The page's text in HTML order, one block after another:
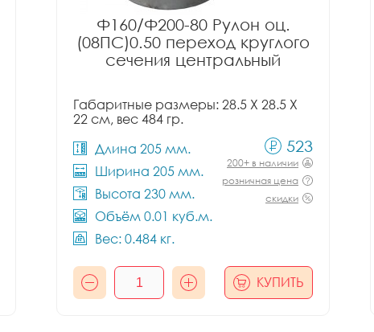
Ф160/Ф200-80 Рулон оц.
(08ПС)0.50 переход круглого
сечения центральный
Габаритные размеры: 28.5 X 28.5 X
22 см, вес 484 гр.
Длина 205 мм.
Ширина 205 мм.
Высота 230 мм.
Объём 0.01 куб.м.
Вес: 0.484 кг.
523
200+ в наличии
розничная цена
скидки
КУПИТЬ